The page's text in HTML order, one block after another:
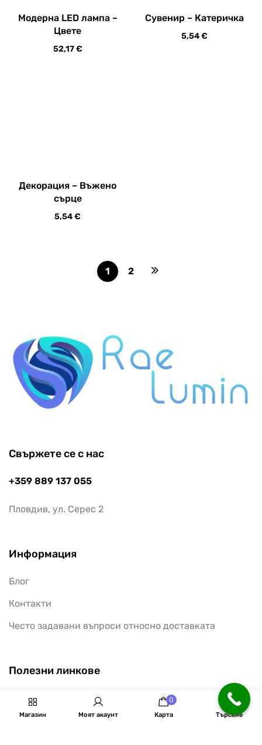
Декорация – Въжено
сърце
5,54€
1 2
Свържете се с нас
+359 889 137 055
Пловдив, ул. Серес 2
Информация
Блог
Контакти
Често задавани въпроси относно доставката
Полезни линкове
Моят акаунт
Магазин Моят акаунт
0
Карта Търсене